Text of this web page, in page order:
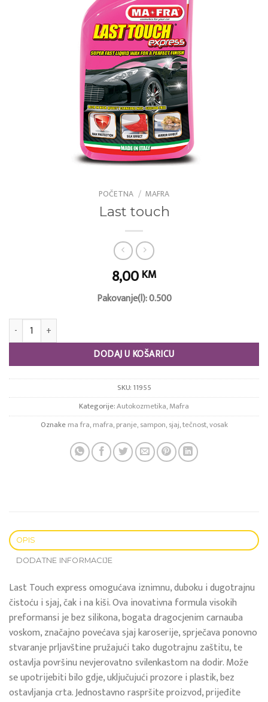
POČETNA / MAFRA
Last touch
8,00 KM
Pakovanje(l): 0.500
Last touch količina
DODAJ U KOŠARICU
SKU:11955
Kategorije:Autokozmetika,Mafra
Oznakema fra,mafra,pranje,sampon,sjaj,tečnost,vosak
OPIS
DODATNE INFORMACIJE
Last Touch express omogućava iznimnu, duboku i dugotrajnu
čistoću i sjaj, čak i na kiši. Ova inovativna formula visokih
preformansi je bez silikona, bogata dragocjenim carnauba
voskom, značajno povećava sjaj karoserije, sprječava ponovno
stvaranje prljavštine pružajući tako dugotrajnu zaštitu, te
ostavlja površinu nevjerovatno svilenkastom na dodir. Može
se upotrijebiti bilo gdje, uključujući prozore i plastik, bez
ostavljanja crta. Jednostavno raspršite proizvod, prijeđite